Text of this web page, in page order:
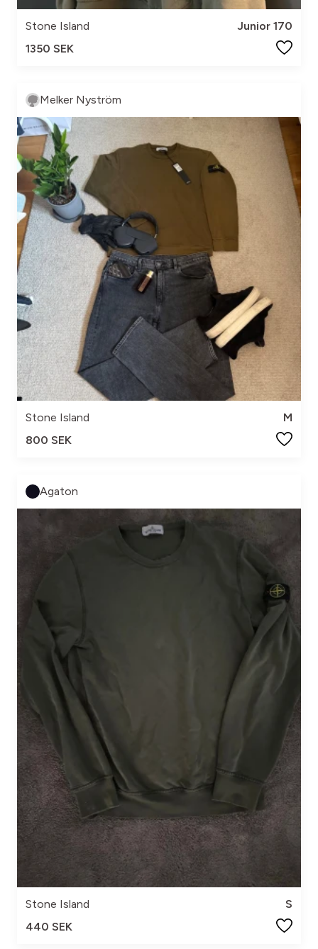
Stone Island
Junior 170
1350 SEK
Melker Nyström
Stone Island
M
800 SEK
Agaton
Stone Island
S
440 SEK